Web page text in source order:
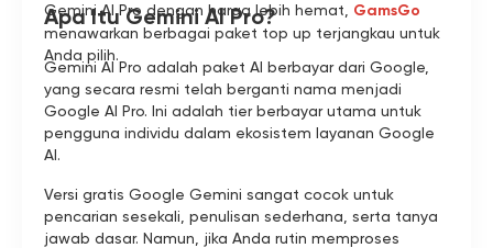
Gemini AI Pro dengan harga lebih hemat, GamsGo
menawarkan berbagai paket top up terjangkau untuk
Anda pilih.
Apa Itu Gemini AI Pro?
Gemini AI Pro adalah paket AI berbayar dari Google,
yang secara resmi telah berganti nama menjadi
Google AI Pro. Ini adalah tier berbayar utama untuk
pengguna individu dalam ekosistem layanan Google
AI.
Versi gratis Google Gemini sangat cocok untuk
pencarian sesekali, penulisan sederhana, serta tanya
jawab dasar. Namun, jika Anda rutin memproses